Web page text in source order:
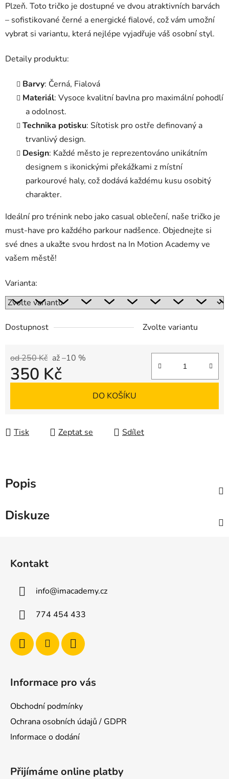
Plzeň. Toto tričko je dostupné ve dvou atraktivních barvách
– sofistikované černé a energické fialové, což vám umožní
vybrat si variantu, která nejlépe vyjadřuje váš osobní styl.
Detaily produktu:
Barvy: Černá, Fialová
Materiál: Vysoce kvalitní bavlna pro maximální pohodlí
a odolnost.
Technika potisku: Sítotisk pro ostře definovaný a
trvanlivý design.
Design: Každé město je reprezentováno unikátním
designem s ikonickými překážkami z místní
parkourové haly, což dodává každému kusu osobitý
charakter.
Ideální pro trénink nebo jako casual oblečení, naše tričko je
must-have pro každého parkour nadšence. Objednejte si
své dnes a ukažte svou hrdost na In Motion Academy ve
vašem městě!
Varianta:
Dostupnost Zvolte variantu
od 250 Kč až –10 %
350 Kč
DO KOŠÍKU
Tisk Zeptat se Sdílet
Popis
Diskuze
Kontakt
info@imacademy.cz
774 454 433
Informace pro vás
Obchodní podmínky
Ochrana osobních údajů / GDPR
Informace o dodání
Přijímáme online platby